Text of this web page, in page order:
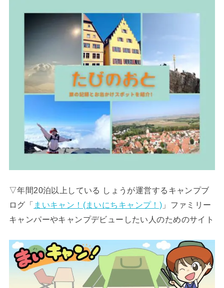
▽年間20泊以上している しょうが運営するキャンプブ
ログ「 まいキャン！(まいにちキャンプ！) 」ファミリー
キャンパーやキャンプデビューしたい人のためのサイト